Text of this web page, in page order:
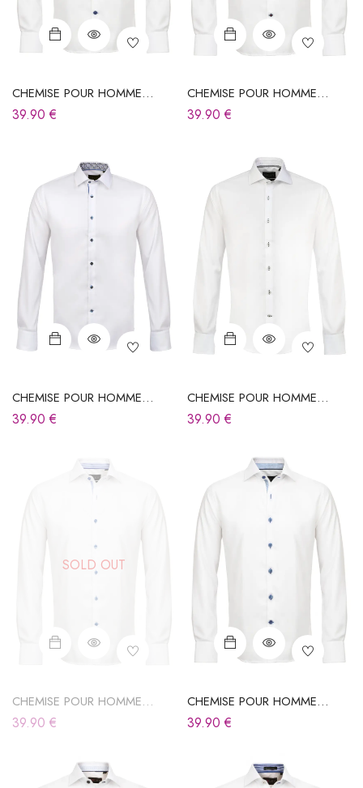
CHEMISE POUR HOMME
BLANCHE
39.90€
CHEMISE POUR HOMME
BLANCHE
39.90€
CHEMISE POUR HOMME
BLANCHE
39.90€
CHEMISE POUR HOMME
BLANCHE
39.90€
SOLD OUT
CHEMISE POUR HOMME
BLANCHE
39.90 €
CHEMISE POUR HOMME
BLANCHE
39.90€